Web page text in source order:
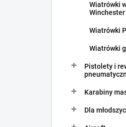
Wiatrówki
Winchester
Wiatrówki
Wiatrówki
Pistolety i
Karabiny
Dla